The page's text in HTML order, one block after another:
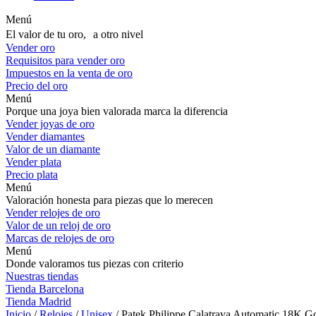
Menú
El valor de tu oro, a otro nivel
Vender oro
Requisitos para vender oro
Impuestos en la venta de oro
Precio del oro
Menú
Porque una joya bien valorada marca la diferencia
Vender joyas de oro
Vender diamantes
Valor de un diamante
Vender plata
Precio plata
Menú
Valoración honesta para piezas que lo merecen
Vender relojes de oro
Valor de un reloj de oro
Marcas de relojes de oro
Menú
Donde valoramos tus piezas con criterio
Nuestras tiendas
Tienda Barcelona
Tienda Madrid